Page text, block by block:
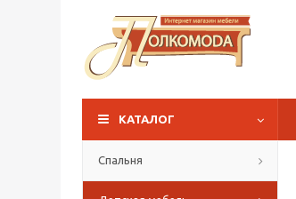
КАТАЛОГ
Спальня